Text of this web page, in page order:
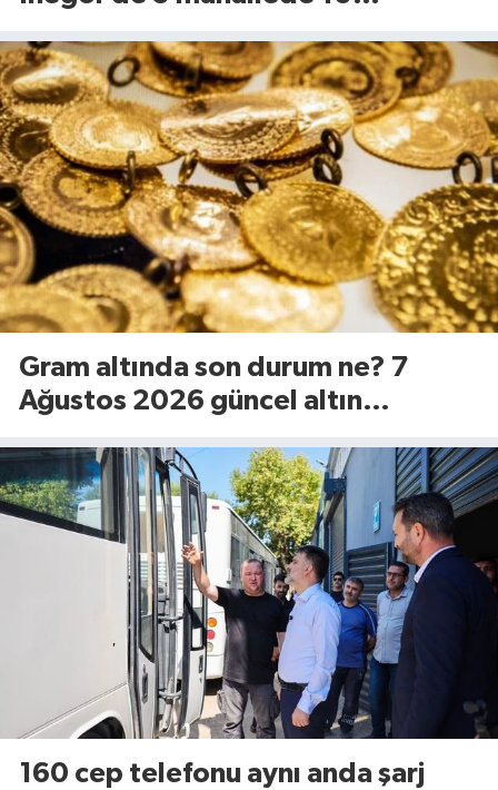
Gram altında son durum ne? 7
Ağustos 2026 güncel altın
160 cep telefonu aynı anda şarj